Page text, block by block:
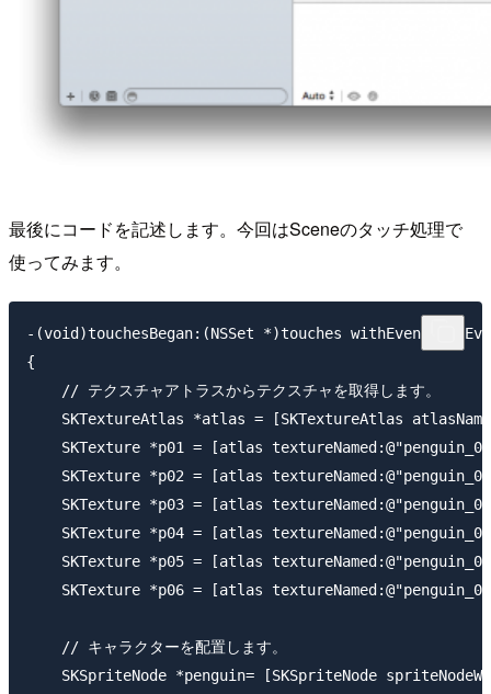
最後にコードを記述します。今回はSceneのタッチ処理で
使ってみます。
-(void)touchesBegan:(NSSet *)touches
{
    // テクスチャアトラスからテクスチャを取得します。
SKTextureAtlas *atlas = [SKTextureAtlas
SKTexture *p01 = [atlas
SKTexture *p02 = [atlas
SKTexture *p03 = [atlas
SKTexture *p04 = [atlas
SKTexture *p05 = [atlas
SKTexture *p06 = [atlas
    // キャラクターを配置します。
SKSpriteNode *penguin= [SKSpriteNode